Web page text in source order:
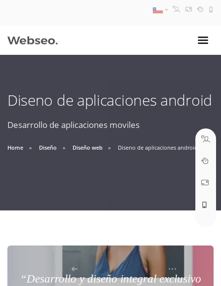
Diseno de aplicaciones android
Desarrollo de aplicaciones moviles
Home Diseño Diseño web Diseno de aplicaciones android
“Desarrollo y diseño integral exclusivo
09:30 AM A 18:30 PM
soporte@webseo.cl